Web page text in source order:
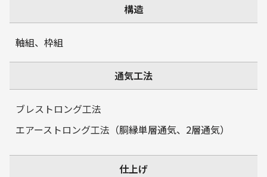
構造
軸組、枠組
通気工法
ブレストロング工法
エアーストロング工法 （胴縁単層通気、2層通気）
仕上げ